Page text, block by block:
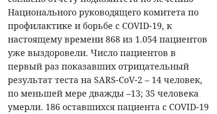
Национального руководящего комитета по
профилактике и борьбе с COVID-19, к
настоящему времени 868 из 1.054 пациентов
уже выздоровели. Число пациентов в
первый раз показавших отрицательный
результат теста на SARS-CoV-2 – 14 человек,
по меньшей мере дважды –13; 35 человека
умерли. 186 оставшихся пациента с COVID-19